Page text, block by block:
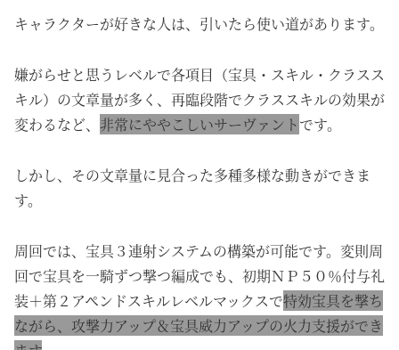
キャラクターが好きな人は、引いたら使い道があります。
嫌がらせと思うレベルで各項目（宝具・スキル・クラスス
キル）の文章量が多く、再臨段階でクラススキルの効果が
変わるなど、 非常にややこしいサーヴァントです。
しかし、その文章量に見合った多種多様な動きができま
す。
周回では、宝具３連射システムの構築が可能です。変則周
回で宝具を一騎ずつ撃つ編成でも、初期ＮＰ５０％付与礼
装＋第２アペンドスキルレベルマックスで特効宝具を撃ち
ながら、攻撃力アップ＆宝具威力アップの火力支援ができ